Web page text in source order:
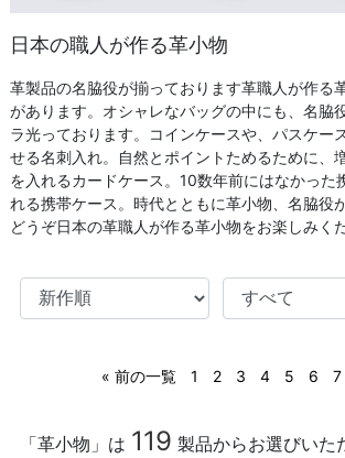
日本の職人が作る革小物
革製品の名脇役が揃っております革職人が作る
があります。オシャレなバッグの中にも、名脇
ラ光っております。コインケースや、パスケー
せる名刺入れ。自然とポイントためるために、
を入れるカードケース。10数年前にはなかった
れる携帯ケース。時代とともに革小物、名脇役
どうぞ日本の革職人が作る革小物をお楽しみく
« 前の一覧 1 2 3 4 5 6 7
「革小物」は 119 製品からお選びいた